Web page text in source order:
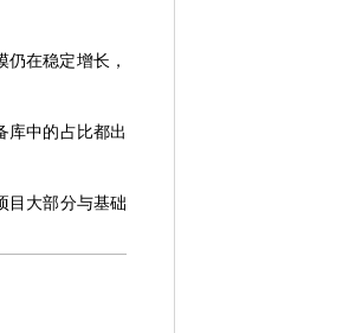
在稳定增长，
库中的占比都出
目大部分与基础